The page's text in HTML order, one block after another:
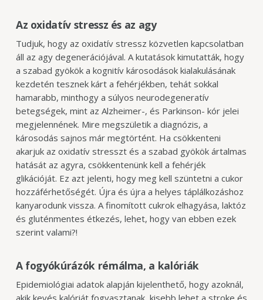
Az oxidatív stressz és az agy
Tudjuk, hogy az oxidatív stressz közvetlen kapcsolatban
áll az agy degenerációjával. A kutatások kimutatták, hogy
a szabad gyökök a kognitív károsodások kialakulásának
kezdetén tesznek kárt a fehérjékben, tehát sokkal
hamarabb, minthogy a súlyos neurodegeneratív
betegségek, mint az Alzheimer-, és Parkinson- kór jelei
megjelennének. Mire megszületik a diagnózis, a
károsodás sajnos már megtörtént. Ha csökkenteni
akarjuk az oxidatív stresszt és a szabad gyökök ártalmas
hatását az agyra, csökkentenünk kell a fehérjék
glikációját. Ez azt jelenti, hogy meg kell szüntetni a cukor
hozzáférhetőségét. Újra és újra a helyes táplálkozáshoz
kanyarodunk vissza. A finomított cukrok elhagyása, laktóz
és gluténmentes étkezés, lehet, hogy van ebben ezek
szerint valami?!
A fogyókúrázók rémálma, a kalóriák
Epidemiológiai adatok alapján kijelenthető, hogy azoknál,
akik kevés kalóriát fogyasztanak, kisebb lehet a stroke és